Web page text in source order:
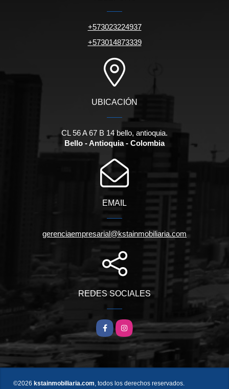
+573023224937
+573014873339
UBICACIÓN
CL 56 A 67 B 14 bello, antioquia.
Bello - Antioquia - Colombia
EMAIL
gerenciaempresarial@kstainmobiliaria.com
REDES SOCIALES
FacebookInstagram
©2026 kstainmobiliaria.com, todos los derechos reservados.